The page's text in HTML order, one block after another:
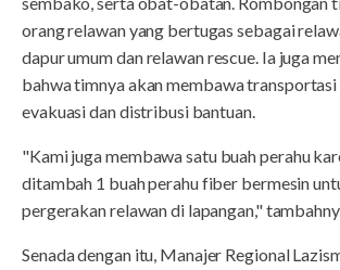
orang relawan yang bertugas sebagai
dapur umum dan relawan rescue. Ia juga
bahwa timnya akan membawa
evakuasi dan distribusi bantuan.
"Kami juga membawa satu buah perahu
ditambah 1 buah perahu fiber bermesin
pergerakan relawan di lapangan,"
Senada dengan itu, Manajer Regional